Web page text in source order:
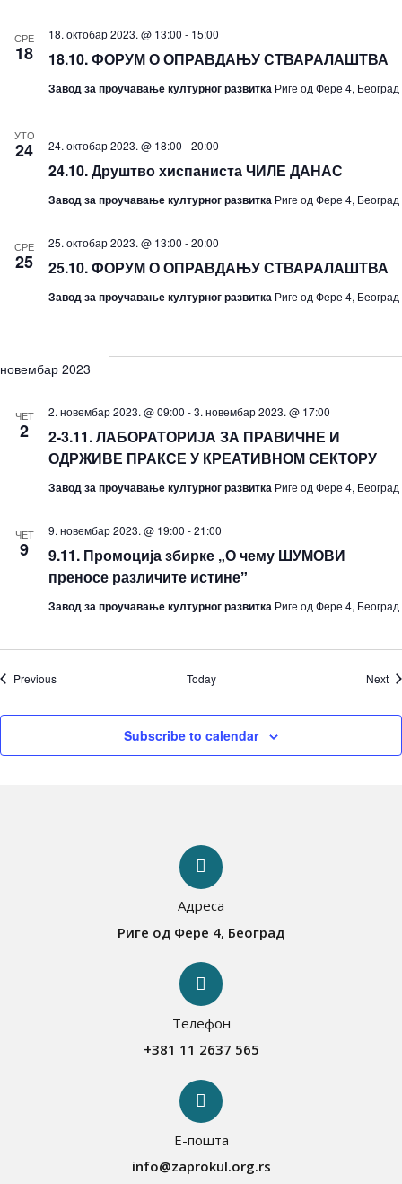
СРЕ
18 18.10. ФОРУМ О ОПРАВДАЊУ СТВАРАЛАШТВА
18. октобар 2023. @ 13:00 - 15:00
Завод за проучавање културног развитка Риге од Фере 4, Београд
УТО
24
24.10. Друштво хиспаниста ЧИЛЕ ДАНАС
24. октобар 2023. @ 18:00 -20:00
Завод за проучавање културног развитка Риге од Фере 4, Београд
СРЕ
25 25.10. ФОРУМ О ОПРАВДАЊУ СТВАРАЛАШТВА
25. октобар 2023. @ 13:00 -20:00
Завод за проучавање културног развитка Риге од Фере 4, Београд
новембар 2023
ЧЕТ
2
2-3.11. ЛАБОРАТОРИЈА ЗА ПРАВИЧНЕ И
ОДРЖИВЕ ПРАКСЕ У КРЕАТИВНОМ СЕКТОРУ
2. новембар 2023. @ 09:00 -3. новембар 2023. @ 17:00
Завод за проучавање културног развитка Риге од Фере 4, Београд
ЧЕТ
9
9.11. Промоција збирке „О чему ШУМОВИ
преносе различите истинеˮ
9. новембар 2023. @ 19:00 -21:00
Завод за проучавање културног развитка Риге од Фере 4, Београд
PreviousEvents Today Next
Subscribe to calendar
Адреса
Риге од Фере 4, Београд
Телефон
+381 11 2637 565
Е-пошта
info@zaprokul.org.rs